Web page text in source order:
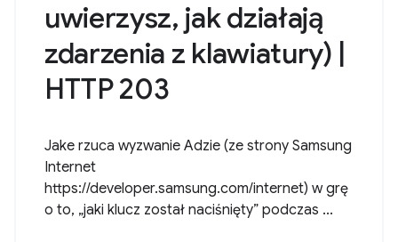
uwierzysz, jak działają
zdarzenia z klawiatury) |
HTTP 203
Jake rzuca wyzwanie Adzie (ze strony Samsung
Internet
https://developer.samsung.com/internet) w grę
o to, „jaki klucz został naciśnięty” podczas ...